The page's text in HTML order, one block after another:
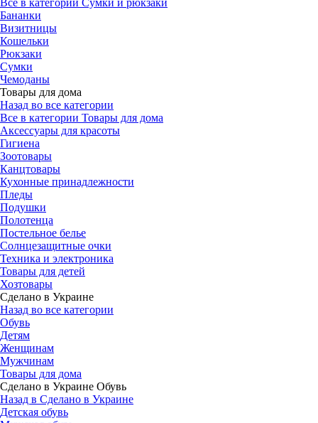
Все в категории Сумки и рюкзаки
Бананки
Визитницы
Кошельки
Рюкзаки
Сумки
Чемоданы
Товары для дома
Назад во все категории
Все в категории Товары для дома
Аксессуары для красоты
Гигиена
Зоотовары
Канцтовары
Кухонные принадлежности
Пледы
Подушки
Полотенца
Постельное белье
Солнцезащитные очки
Техника и электроника
Товары для детей
Хозтовары
Сделано в Украине
Назад во все категории
Обувь
Детям
Женщинам
Мужчинам
Товары для дома
Сделано в Украине Обувь
Назад в Сделано в Украине
Детская обувь